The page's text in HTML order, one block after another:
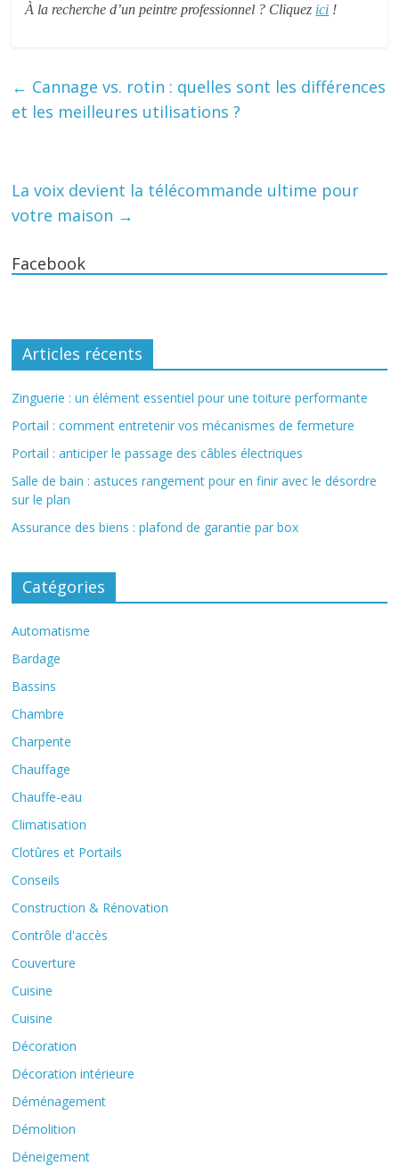
À la recherche d’un peintre professionnel ? Cliquez ici !
← Cannage vs. rotin : quelles sont les différences
et les meilleures utilisations ?
La voix devient la télécommande ultime pour
votre maison →
Facebook
Articles récents
Zinguerie : un élément essentiel pour une toiture performante
Portail : comment entretenir vos mécanismes de fermeture
Portail : anticiper le passage des câbles électriques
Salle de bain : astuces rangement pour en finir avec le désordre
sur le plan
Assurance des biens : plafond de garantie par box
Catégories
Automatisme
Bardage
Bassins
Chambre
Charpente
Chauffage
Chauffe-eau
Climatisation
Clotûres et Portails
Conseils
Construction & Rénovation
Contrôle d'accès
Couverture
Cuisine
Cuisine
Décoration
Décoration intérieure
Déménagement
Démolition
Déneigement